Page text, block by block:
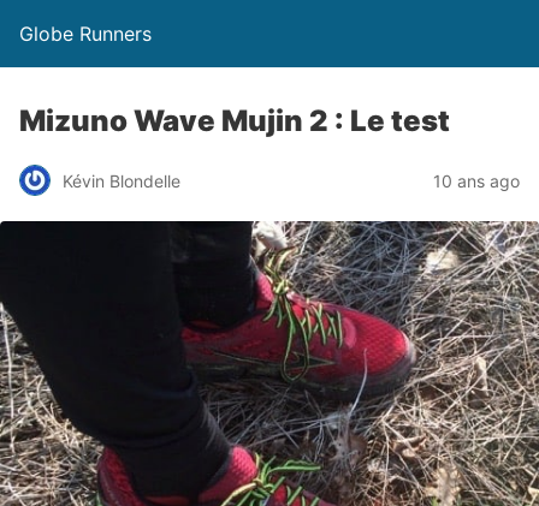
Globe Runners
Mizuno Wave Mujin 2 : Le test
Kévin Blondelle 10 ans ago